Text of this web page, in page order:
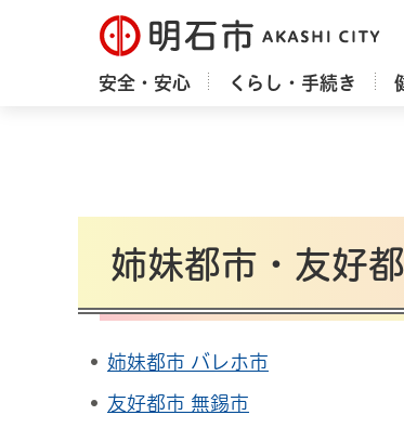
明石市
安全・安心 くらし・手続き
姉妹都市・友好
姉妹都市 バレホ市
友好都市 無錫市